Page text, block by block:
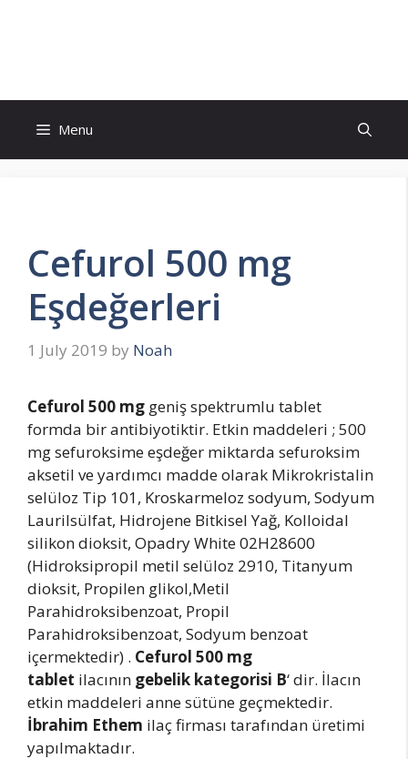
Menu
Cefurol 500 mg
Eşdeğerleri
1 July 2019 by Noah
Cefurol 500 mg geniş spektrumlu tablet
formda bir antibiyotiktir. Etkin maddeleri ; 500
mg sefuroksime eşdeğer miktarda sefuroksim
aksetil ve yardımcı madde olarak Mikrokristalin
selüloz Tip 101, Kroskarmeloz sodyum, Sodyum
Laurilsülfat, Hidrojene Bitkisel Yağ, Kolloidal
silikon dioksit, Opadry White 02H28600
(Hidroksipropil metil selüloz 2910, Titanyum
dioksit, Propilen glikol,Metil
Parahidroksibenzoat, Propil
Parahidroksibenzoat, Sodyum benzoat
içermektedir) . Cefurol 500 mg
tablet ilacının gebelik kategorisi B‘ dir. İlacın
etkin maddeleri anne sütüne geçmektedir.
İbrahim Ethem ilaç firması tarafından üretimi
yapılmaktadır.